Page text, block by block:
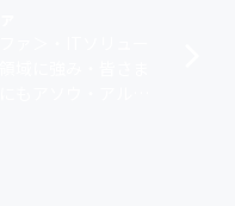
ホームな雰囲気に繋がっ